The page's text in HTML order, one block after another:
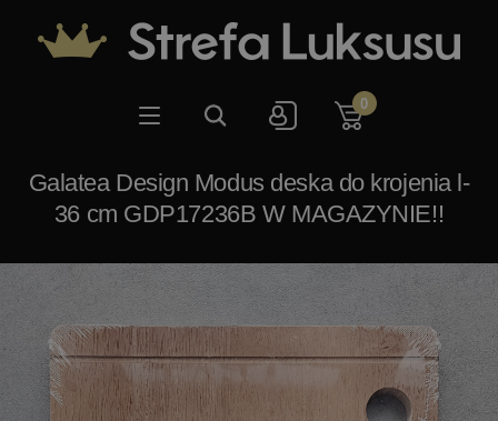
0
Galatea Design Modus deska do krojenia l-
36 cm GDP17236B W MAGAZYNIE!!